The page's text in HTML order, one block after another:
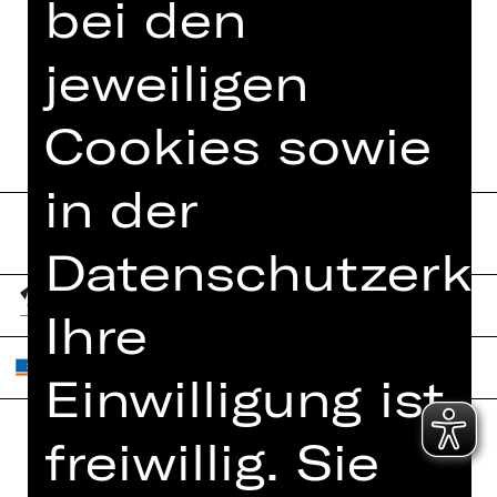
HAPPY BIRTHDAY
DIE ERFINDUNG DER SCHUHE
Home
Jobs
bei den
jeweiligen
Cookies sowie
in der
Ihre
Einwilligung ist
freiwillig. Sie